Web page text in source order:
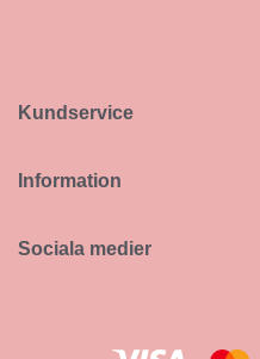
Kundservice
Information
Sociala medier